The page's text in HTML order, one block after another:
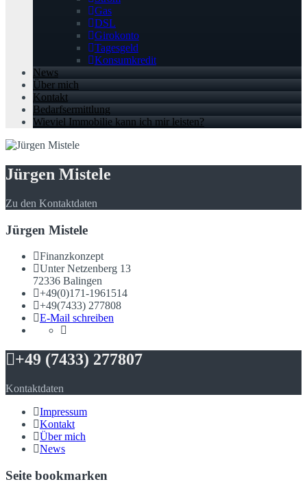
Gas
DSL
Girokonto
Tagesgeld
Konsumkredit
News
Über mich
Kontakt
Bedarfsermittlung
Wieviel Immobilie kann ich mir leisten?
Jürgen Mistele
Zu den Kontaktdaten
Jürgen Mistele
Finanzkonzept
Unter Netzenberg 13
72336 Balingen
+49(0)171-1961514
+49(7433) 277808
E-Mail schreiben
+49 (7433) 277807
Kontaktdaten
Impressum
Kontakt
Über mich
News
Seite bookmarken